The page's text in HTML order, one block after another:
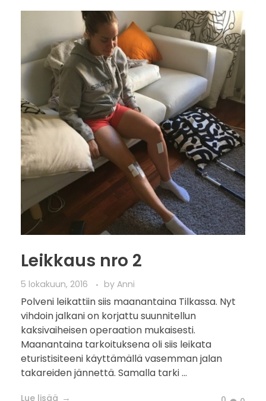
Leikkaus nro 2
5 lokakuun, 2016 by Anni
Polveni leikattiin siis maanantaina Tilkassa. Nyt
vihdoin jalkani on korjattu suunnitellun
kaksivaiheisen operaation mukaisesti.
Maanantaina tarkoituksena oli siis leikata
eturistisiteeni käyttämällä vasemman jalan
takareiden jännettä. Samalla tarki ...
Lue lisää